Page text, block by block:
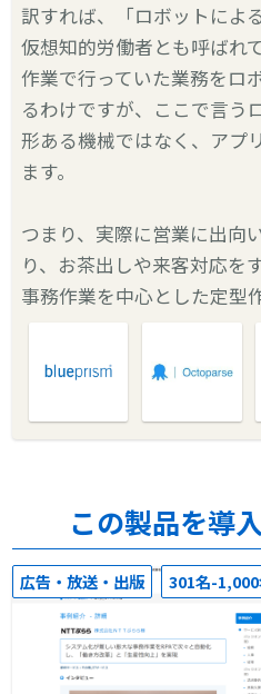
訳すれば、「ロボットによ
仮想知的労働者とも呼ばれ
作業で行っていた業務をロ
るわけですが、ここで言う
形ある機械ではなく、アプ
ます。
つまり、実際に営業に出向
り、お茶出しや来客対応を
事務作業を中心とした定型
この製品を導
広告・放送・出版 301名-